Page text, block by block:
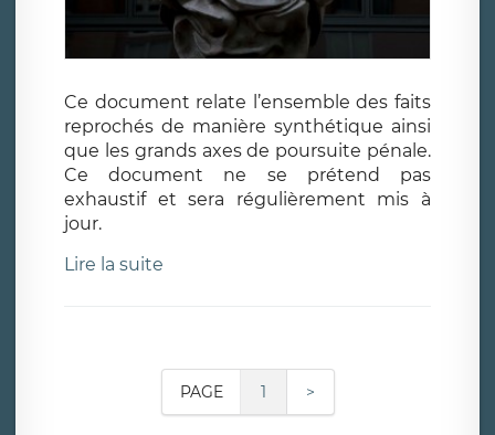
Ce document relate l’ensemble des faits
reprochés de manière synthétique ainsi
que les grands axes de poursuite pénale.
Ce document ne se prétend pas
exhaustif et sera régulièrement mis à
jour.
Lire la suite
PAGE 1 >